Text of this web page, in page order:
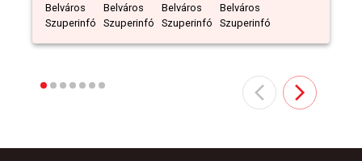
Belváros
Szuperinfó
Belváros
Szuperinfó
Belváros
Szuperinfó
Belváros
Szuperinfó